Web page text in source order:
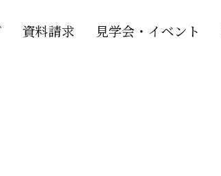
資料請求 見学会・イベント